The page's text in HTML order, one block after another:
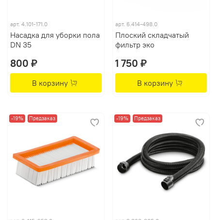
арт. 4.101-171.0
Насадка для уборки пола
DN 35
800 ₽
В корзину
арт. 6.414-498.0
Плоский складчатый
фильтр эко
1 750 ₽
В корзину
-19% Предзаказ -19% Предзаказ